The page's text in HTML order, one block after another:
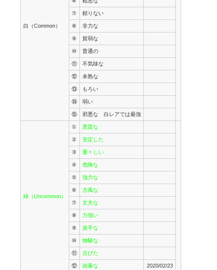
白（Common）
⑦ 頼りない
⑧ 非力な
⑨ 貧弱な
⑩ 普通の
⑪ 不気味な
⑫ 未熟な
⑬ もろい
⑭ 弱い
⑮ 邪悪な 白レアでは最強
緑（Uncommon）
① 悪質な
② 安定した
③ 重々しい
④ 危険な
⑤ 強力な
⑥ 古風な
⑦ 丈夫な
⑧ 力強い
⑨ 派手な
⑩ 物騒な
⑪ 古びた
⑫ 凶暴な 2020/02/23